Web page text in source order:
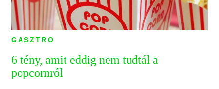
GASZTRO
6 tény, amit eddig nem tudtál a
popcornról